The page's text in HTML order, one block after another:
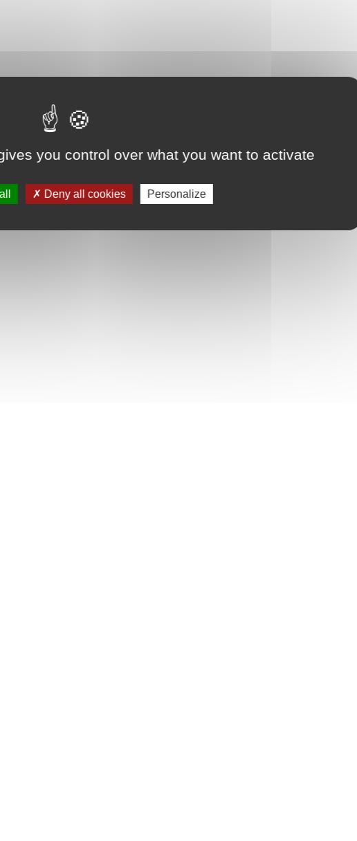
you control over what you want to activate
Deny all cookies Personalize